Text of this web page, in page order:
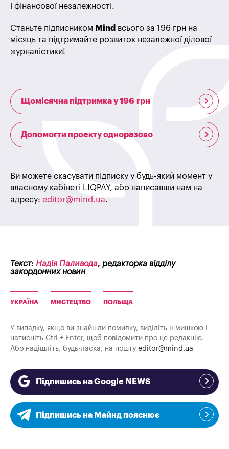
і фінансової незалежності.
Станьте підписником Mind всього за 196 грн на
місяць та підтримайте розвиток незалежної ділової
журналістики!
Щомісячна підтримка у 196 грн
Допомогти проекту одноразово
Ви можете скасувати підписку у будь-який момент у
власному кабінеті LIQPAY, або написавши нам на
адресу: editor@mind.ua.
Текст: Надія Паливода, редакторка відділу
закордонних новин
УКРАЇНА МИСТЕЦТВО ПОЛЬЩА
У випадку, якщо ви знайшли помилку, виділіть її мишкою і
натисніть Ctrl + Enter, щоб повідомити про це редакцію.
Або надішліть, будь-ласка, на пошту editor@mind.ua
Підпишись на Google NEWS
Підпишись на Майнд пояснює